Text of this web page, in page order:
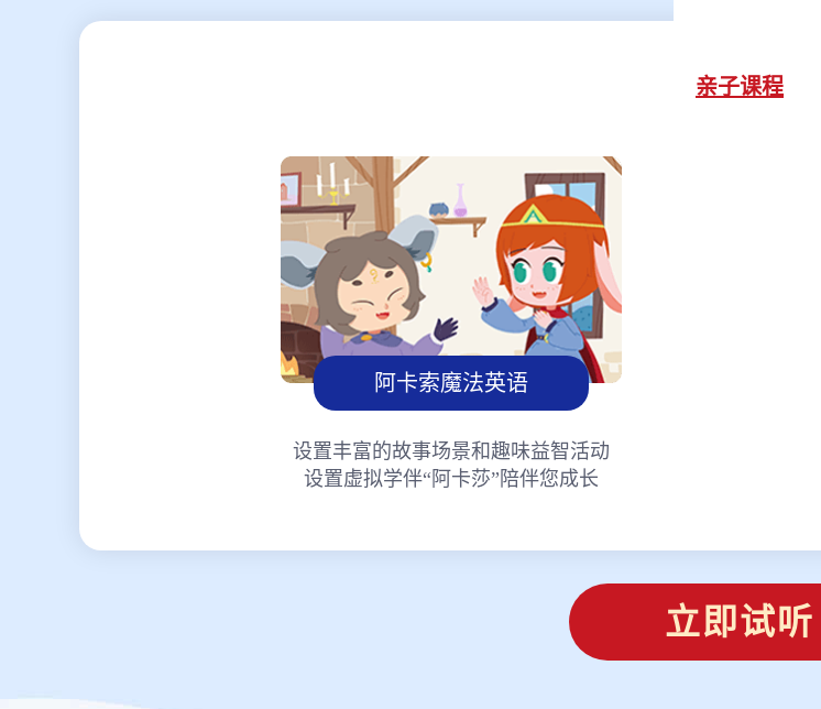
亲子课程
阿卡索魔法英语
设置丰富的故事场景和趣味益智活动
设置虚拟学伴“阿卡莎”陪伴您成长
立即试听